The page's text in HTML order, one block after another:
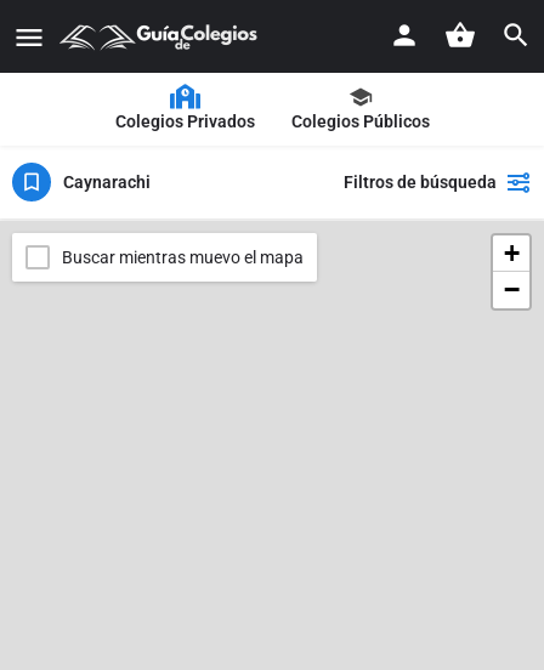
Colegios Privados Colegios Públicos
Caynarachi Filtros de búsqueda
+
−
Buscar mientras muevo el mapa